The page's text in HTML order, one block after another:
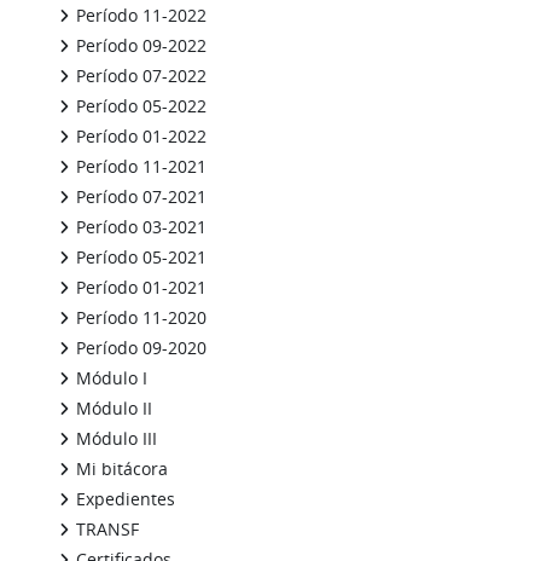
Período 11-2022
Período 09-2022
Período 07-2022
Período 05-2022
Período 01-2022
Período 11-2021
Período 07-2021
Período 03-2021
Período 05-2021
Período 01-2021
Período 11-2020
Período 09-2020
Módulo I
Módulo II
Módulo III
Mi bitácora
Expedientes
TRANSF